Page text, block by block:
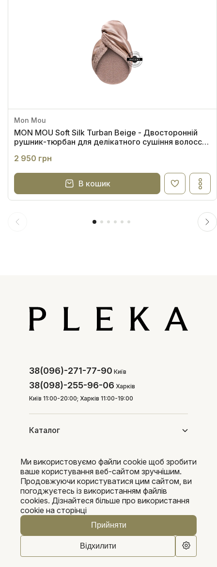
0
Mon Mou
MON MOU Soft Silk Turban Beige - Двосторонній
рушник-тюрбан для делікатного сушіння волосся
2 950 грн
В кошик
38(096)-271-77-90 Київ
38(098)-255-96-06 Харків
Київ 11:00-20:00; Харків 11:00-19:00
Каталог
Покупцям
Pleka 2016-2026
Ми використовуємо файли cookie щоб зробити
ваше користування веб-сайтом зручнішим.
Продовжуючи користуватися цим сайтом, ви
погоджуєтесь із використанням файлів
cookies. Дізнайтеся більше про використання
cookie на сторінці
Прийняти
Відхилити